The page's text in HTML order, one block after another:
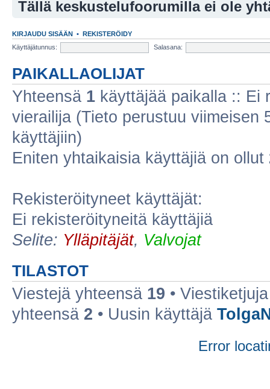
Tällä keskustelufoorumilla ei ole
KIRJAUDU SISÄÄN • REKISTERÖIDY
Käyttäjätunnus:
Salasana:
PAIKALLAOLIJAT
Yhteensä 1 käyttäjää paikalla :: Ei
vierailija (Tieto perustuu viimeisen
käyttäjiin)
Eniten yhtaikaisia käyttäjiä on ollut
Rekisteröityneet käyttäjät:
Ei rekisteröityneitä käyttäjiä
Selite: Ylläpitäjät, Valvojat
TILASTOT
Viestejä yhteensä 19 •
yhteensä 2 • Uusin käyttäjä
Error